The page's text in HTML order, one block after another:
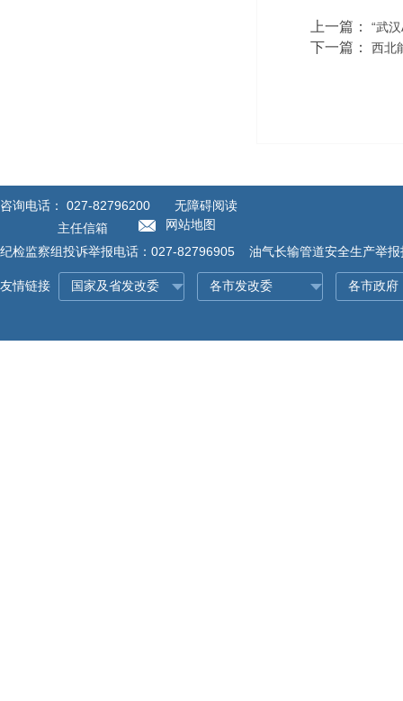
上一篇： “武
下一篇： 西北
咨询电话： 027-82796200
无障碍阅读
主任信箱
网站地图
纪检监察组投诉举报电话：027-82796905 油气长输管道安全生产举
友情链接